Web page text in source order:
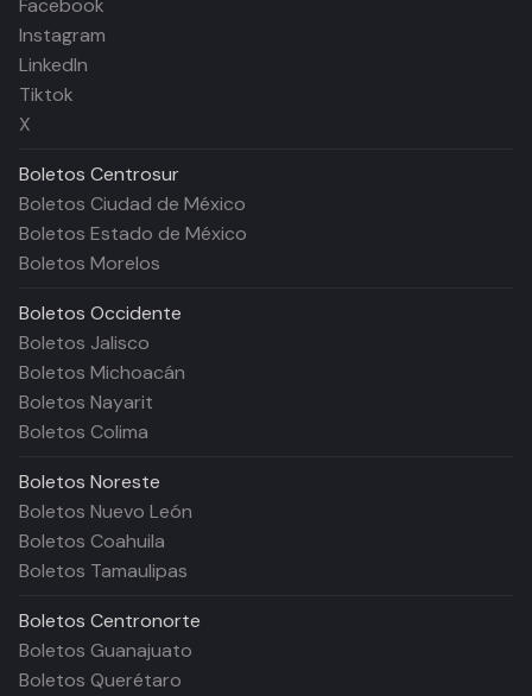
Facebook
Instagram
LinkedIn
Tiktok
X
Boletos Centrosur
Boletos Ciudad de México
Boletos Estado de México
Boletos Morelos
Boletos Occidente
Boletos Jalisco
Boletos Michoacán
Boletos Nayarit
Boletos Colima
Boletos Noreste
Boletos Nuevo León
Boletos Coahuila
Boletos Tamaulipas
Boletos Centronorte
Boletos Guanajuato
Boletos Querétaro